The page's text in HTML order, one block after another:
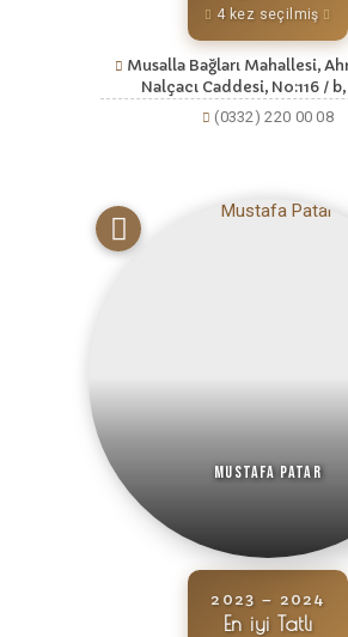
4 kez seçilmiş
Musalla Bağları Mahallesi,
Nalçacı Caddesi, No:116 /
(0332) 220 00 08
Mustafa Patar
2023 – 2024
En iyi Tatlı